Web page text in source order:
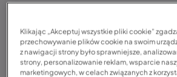
FAQ – najczęściej zadawane pytania
Klikając „Akceptuj wszystkie pliki cookie”
przechowywanie plików cookie na swoim
z nawigacji strony było sprawniejsze,
strony, personalizowanie reklam, wsparcie
marketingowych, w celach związanych z